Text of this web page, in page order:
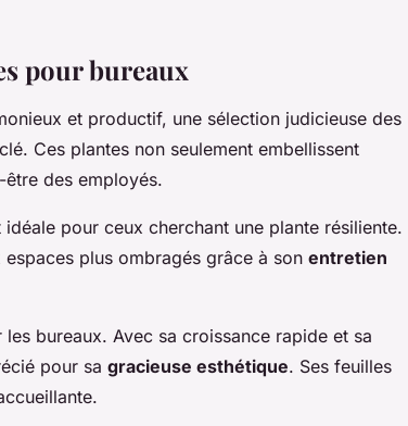
pour bureaux
et productif, une sélection judicieuse des
Ces plantes non seulement embellissent
être des employés.
idéale pour ceux cherchant une plante résiliente.
espaces plus ombragés grâce à son entretien
bureaux. Avec sa croissance rapide et sa
pour sa gracieuse esthétique. Ses feuilles